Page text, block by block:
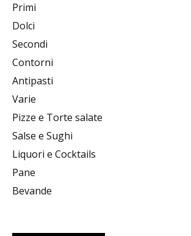
Primi
Dolci
Secondi
Contorni
Antipasti
Varie
Pizze e Torte salate
Salse e Sughi
Liquori e Cocktails
Pane
Bevande